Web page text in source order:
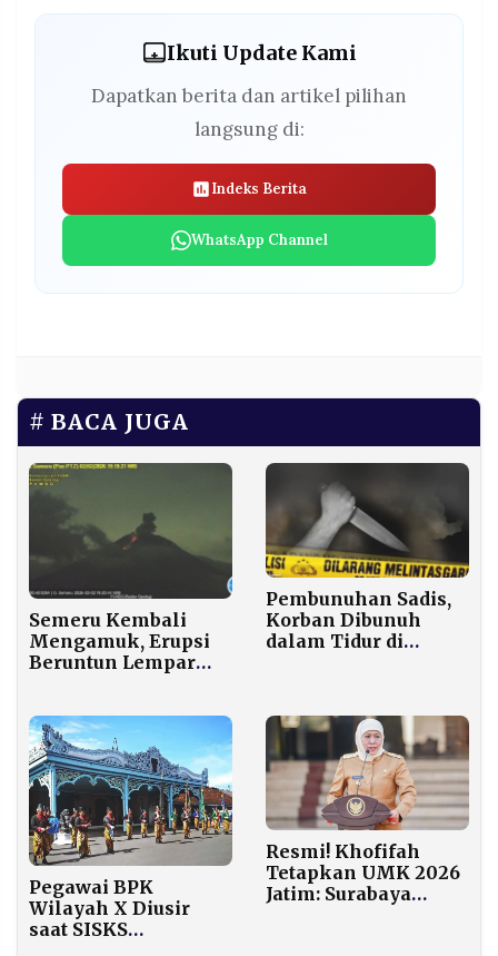
Ikuti Update Kami
Dapatkan berita dan artikel pilihan
langsung di:
Indeks Berita
WhatsApp Channel
BACA JUGA
Semeru Kembali
Mengamuk, Erupsi
Beruntun Lempar
Pembunuhan Sadis,
Korban Dibunuh
dalam Tidur di
Pegawai BPK
Wilayah X Diusir
saat SISKS
Resmi! Khofifah
Tetapkan UMK 2026
Jatim: Surabaya